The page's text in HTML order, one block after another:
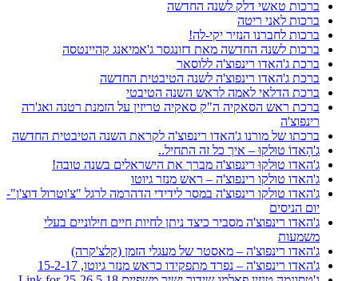
ברכות טאשי דלק לשנה החדשה
ברכות לאני ריטה
ברכות לחברנו הנזיר יקי-לה!
ברכות לשנה החדשה מאת דזונגסר ג'אמיאנג קהיינטסה
ברכת ג'האדו רינפוצ'ה ללוסאר
ברכת ג'האדו רינפוצ'ה לשנה הטיבטית החדשה
ברכת הדלאי לאמה לראש השנה הטיבטי
ברכת ראש הסאקיה ה"ק סאקיה טריזין על הזמנת רטנה ואג'רה
רינפוצ'ה
ברכתו של מורנו ג'האדו רינפוצ'ה לקראת השנה הטיבטית החדשה
ג'הָאדוֹ טוּלקוּ – איך כל זה התחיל..
ג'האדו טוּלקוּ רינפוצ'ה מברך את הישראלים בשנה טובה!
ג'האדו טולקו רינפוצ'ה – ראש מנזר גיוטו
ג'האדו טולקו רינפוצ'ה במסר לידידי הדהרמה לרגל "צ'וטרול דוצ'ן"-
יום הניסים
ג'האדו רינפוצ'ה מסביר כיצד ניתן לחיות חיים חילוניים בעלי
משמעות
ג'האדו רינפוצ'ה – מאסטר של מעגלי הזמן (קלצ'קרה)
ג'האדו רינפוצ'ה – נפרד מתפקידו כראש מנזר גיוטו, 15-2-17